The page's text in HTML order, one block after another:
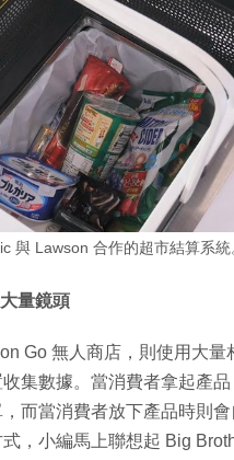
與 Lawson 合作的超市結算系統
量鏡頭
Go 無人商店，則使用大量
集數據。當消費者拿起產
而當消費者放下產品時則
，小編馬上聯想起 Big